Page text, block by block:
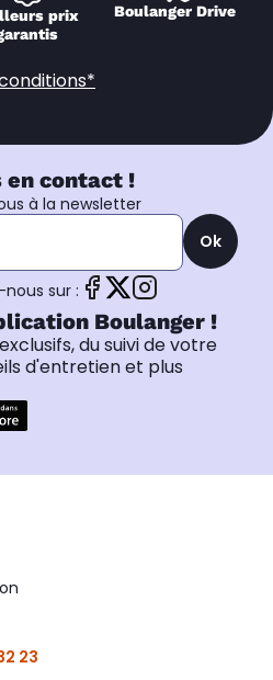
prix
Boulanger Drive
en contact !
à la newsletter
Ok
sur :
Boulanger !
du suivi de votre
d'entretien et plus
23